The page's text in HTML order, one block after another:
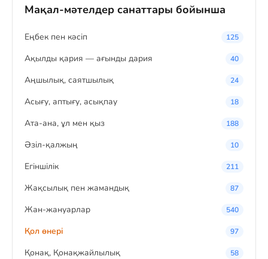
Мақал-мәтелдер санаттары бойынша
Eңбек пен кәсіп 125
Ақылды қария — ағынды дария 40
Аңшылық, саятшылық 24
Асығу, аптығу, асықпау 18
Ата-ана, ұл мен қыз 188
Әзіл-қалжың 10
Егіншілік 211
Жақсылық пен жамандық 87
Жан-жануарлар 540
Қол өнері 97
Қонақ, Қонақжайлылық 58